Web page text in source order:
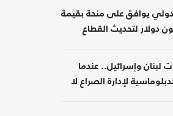
يوافق على منحة بقيمة
مليون دولار لتحديث القطاع
لبنان وإسرائيل.. عندما
لإدارة الصراع لا